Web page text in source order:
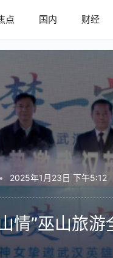
点 国内 财经
• 2025年1月23日 下午5:12
情”巫山旅